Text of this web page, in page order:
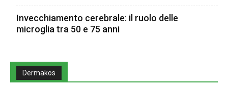
Invecchiamento cerebrale: il ruolo delle
microglia tra 50 e 75 anni
Dermakos